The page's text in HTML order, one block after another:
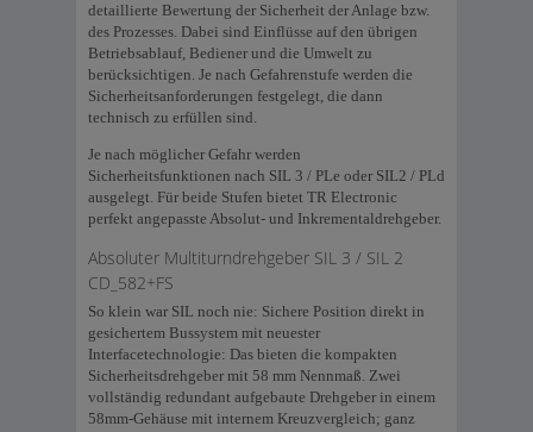
detaillierte Bewertung der Sicherheit der Anlage bzw.
des Prozesses. Dabei sind Einflüsse auf den übrigen
Betriebsablauf, Bediener und die Umwelt zu
berücksichtigen. Je nach Gefahrenstufe werden die
Sicherheitsanforderungen festgelegt, die dann
technisch zu erfüllen sind.
Je nach möglicher Gefahr werden
Sicherheitsfunktionen nach SIL 3 / PLe oder SIL2 / PLd
ausgelegt. Für beide Stufen bietet TR Electronic
perfekt angepasste Absolut- und Inkrementaldrehgeber.
Absoluter Multiturndrehgeber SIL 3 / SIL 2
CD_582+FS
So klein war SIL noch nie: Sichere Position direkt in
gesichertem Bussystem mit neuester
Interfacetechnologie: Das bieten die kompakten
Sicherheitsdrehgeber mit 58 mm Nennmaß. Zwei
vollständig redundant aufgebaute Drehgeber in einem
58mm-Gehäuse mit internem Kreuzvergleich; ganz